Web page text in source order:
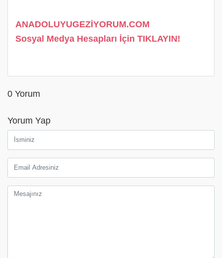
ANADOLUYUGEZİYORUM.COM
Sosyal Medya Hesapları İçin TIKLAYIN!
0 Yorum
Yorum Yap